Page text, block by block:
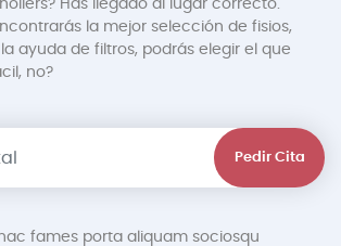
Has llegado al lugar correcto.
la mejor selección de fisios,
ayuda de filtros, podrás elegir el que
no?
Pedir Cita
fames porta aliquam sociosqu